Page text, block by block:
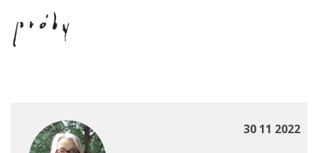
30 11 2022